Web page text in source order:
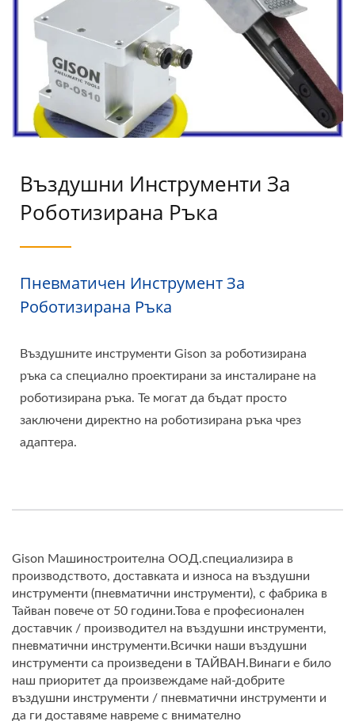
Въздушни Инструменти За
Роботизирана Ръка
Пневматичен Инструмент За
Роботизирана Ръка
Въздушните инструменти Gison за роботизирана
ръка са специално проектирани за инсталиране на
роботизирана ръка. Те могат да бъдат просто
заключени директно на роботизирана ръка чрез
адаптера.
Gison Машиностроителна ООД.специализира в
производството, доставката и износа на въздушни
инструменти (пневматични инструменти), с фабрика в
Тайван повече от 50 години.Това е професионален
доставчик / производител на въздушни инструменти,
пневматични инструменти.Всички наши въздушни
инструменти са произведени в ТАЙВАН.Винаги е било
наш приоритет да произвеждаме най-добрите
въздушни инструменти / пневматични инструменти и
да ги доставяме навреме с внимателно